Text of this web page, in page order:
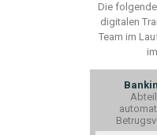
Die
digitalen
Team im
a